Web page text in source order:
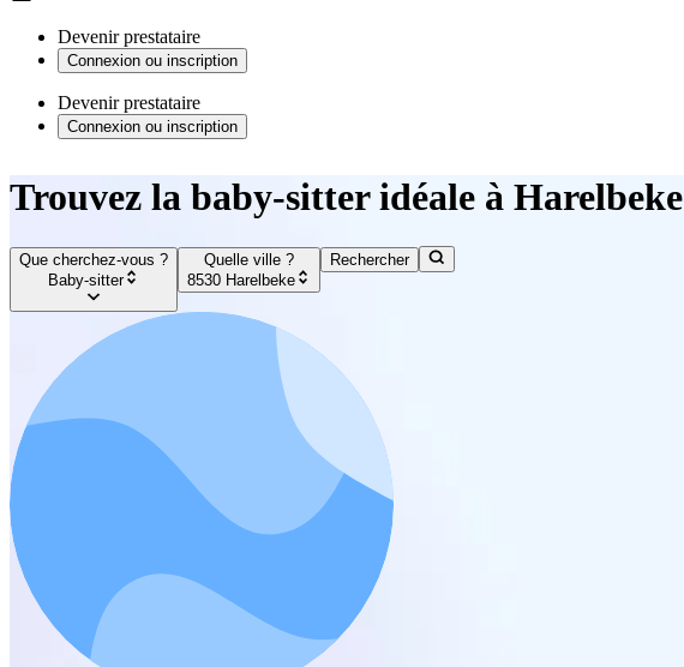
Devenir prestataire
Connexion ou inscription
Devenir prestataire
Connexion ou inscription
Trouvez la baby-sitter idéale à Harelbeke
Que cherchez-vous ?
Baby-sitter
Quelle ville ?
8530 Harelbeke
Rechercher